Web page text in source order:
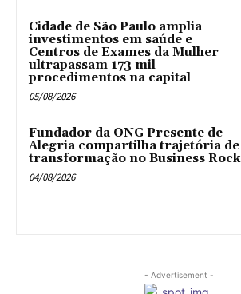
Cidade de São Paulo amplia
investimentos em saúde e
Centros de Exames da Mulher
ultrapassam 173 mil
procedimentos na capital
05/08/2026
Fundador da ONG Presente de
Alegria compartilha trajetória de
transformação no Business Rock
04/08/2026
- Advertisement -